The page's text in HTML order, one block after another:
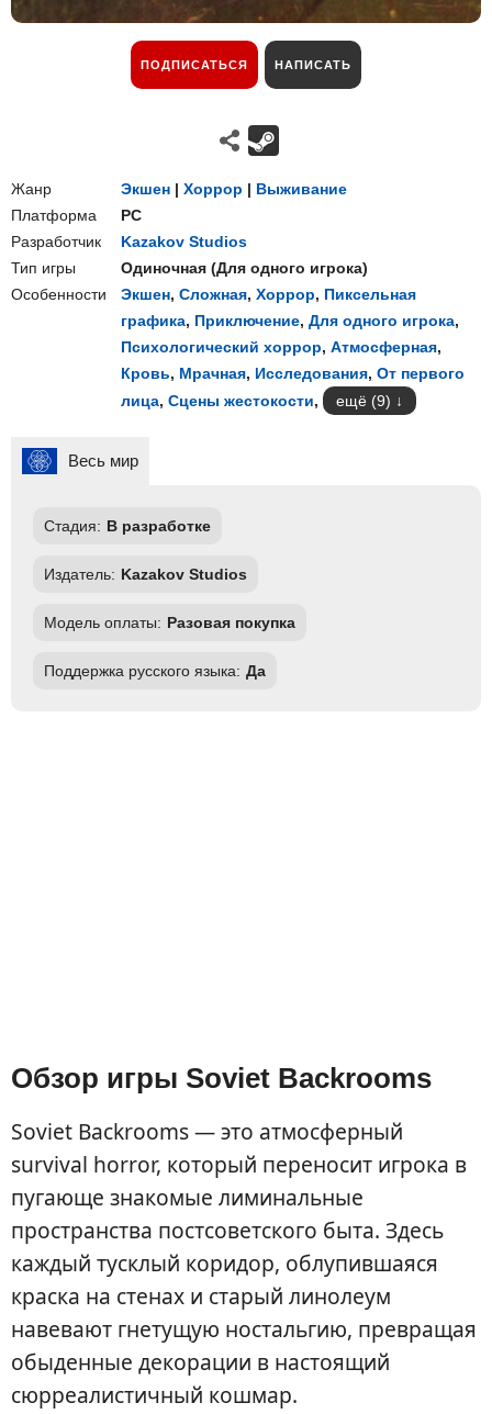
ПОДПИСАТЬСЯ НАПИСАТЬ
Жанр Экшен | Хоррор | Выживание
Платформа
PC
Разработчик
Kazakov Studios
Тип игры
Одиночная (Для одного игрока)
Особенности
Экшен, Сложная, Хоррор, Пиксельная
графика, Приключение, Для одного игрока,
Психологический хоррор, Атмосферная,
Кровь, Мрачная, Исследования, От первого
лица, Сцены жестокости, ещё (9)
Весь мир
Стадия: В разработке
Издатель: Kazakov Studios
Модель оплаты: Разовая покупка
Поддержка русского языка: Да
Обзор игры Soviet Backrooms
Soviet Backrooms — это атмосферный
survival horror, который переносит игрока в
пугающе знакомые лиминальные
пространства постсоветского быта. Здесь
каждый тусклый коридор, облупившаяся
краска на стенах и старый линолеум
навевают гнетущую ностальгию, превращая
обыденные декорации в настоящий
сюрреалистичный кошмар.